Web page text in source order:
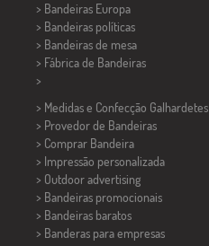
> Bandeiras Europa
> Bandeiras políticas
> Bandeiras de mesa
> Fábrica de Bandeiras
>
> Medidas e Confecção Galhardetes
> Provedor de Bandeiras
> Comprar Bandeira
> Impressão personalizada
> Outdoor advertising
> Bandeiras promocionais
> Bandeiras baratos
> Banderas para empresas